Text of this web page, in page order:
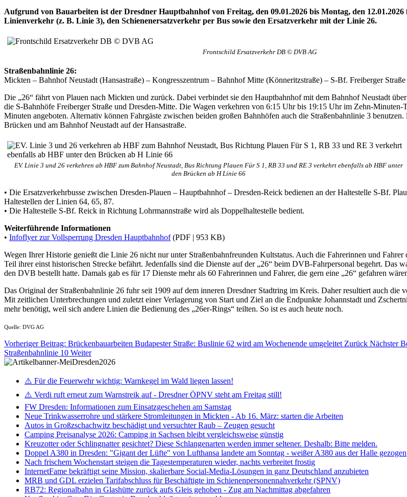
Aufgrund von Bauarbeiten ist der Dresdner Hauptbahnhof von Freitag, den 09.01.2026 bis Montag, den
Linienverkehr (z. B. Linie 3), den Schienenersatzverkehr per Bus sowie den Ersatzverkehr mit der Linie 26.
Frontschild Ersatzverkehr DB © DVB AG
Straßenbahnlinie 26:
Mickten – Bahnhof Neustadt (Hansastraße) – Kongresszentrum – Bahnhof Mitte (Könneritzstraße) – S-Bf. Freiberger
Die „26“ fährt von Plauen nach Mickten und zurück. Dabei verbindet sie den Hauptbahnhof mit dem Bahnhof Neustadt
die S-Bahnhöfe Freiberger Straße und Dresden-Mitte. Die Wagen verkehren von 6:15 Uhr bis 19:15 Uhr im Zehn-Minuten-
Minuten angeboten. Alternativ können Fahrgäste zwischen beiden großen Bahnhöfen auch die Straßenbahnlinie 3
Brücken und am Bahnhof Neustadt auf der Hansastraße.
EV. Linie 3 und 26 verkehren ab HBF zum Bahnhof Neustadt, Bus Richtung Plauen Für S 1, RB 33 und RE 3 verkehrt ebenfalls ab HBF unter
den Brücken ab H Linie 66
• Die Ersatzverkehrbusse zwischen Dresden-Plauen – Hauptbahnhof – Dresden-Reick bedienen an der Haltestelle S-Bf.
Haltestellen der Linien 64, 65, 87.
• Die Haltestelle S-Bf. Reick in Richtung Lohrmannstraße wird als Doppelhaltestelle bedient.
Weiterführende Informationen
• Infoflyer zur Vollsperrung Dresden Hauptbahnhof(PDF | 953 KB)
Wegen Ihrer Historie genießt die Linie 26 nicht nur unter Straßenbahnfreunden Kultstatus. Auch die Fahrerinnen und
Teil ihrer einst historischen Strecke befährt. Jedenfalls sind die Dienste auf der „26“ beim DVB-Fahrpersonal begehrt. Das
den DVB bestellt hatte. Damals gab es für 17 Dienste mehr als 60 Fahrerinnen und Fahrer, die gern eine „26“ gefahren
Das Original der Straßenbahnlinie 26 fuhr seit 1909 auf dem inneren Dresdner Stadtring im Kreis. Daher resultiert auch
Mit zeitlichen Unterbrechungen und zuletzt einer Verlagerung von Start und Ziel an die Endpunkte Johannstadt und
mehr benötigt, weil sich andere Linien die Bedienung des „26er-Rings“ teilten. So ist es auch heute noch.
Quelle: DVG AG
Vorheriger Beitrag: Brückenbauarbeiten Budapester Straße: Buslinie 62 wird am Wochenende umgeleitet Zurück Nächster
Straßenbahnlinie 10 Weiter
⚠️ Für die Feuerwehr wichtig: Warnkegel im Wald liegen lassen!
⚠️ Verdi ruft erneut zum Warnstreik auf - Dresdner ÖPNV steht am Freitag still!
FW Dresden: Informationen zum Einsatzgeschehen am Samstag
Neue Trinkwasserrohre und stärkere Stromleitungen in Mickten - Ab 16. März: starten die Arbeiten
Autos in Großzschachwitz beschädigt und versuchter Raub – Zeugen gesucht
Camping Preisanalyse 2026: Camping in Sachsen bleibt vergleichsweise günstig
Kreuzotter oder Schlingnatter gesichtet? Diese Schlangenarten werden immer seltener. Deshalb: Bitte melden.
Doppel A380 in Dresden: "Gigant der Lüfte" von Lufthansa landete am Sonntag - weißer A380 aus der Halle gezogen
Nach frischem Wochenstart steigen die Tagestemperaturen wieder, nachts verbreitet frostig
InternetFame bekräftigt seine Mission, skalierbare Social-Media-Lösungen in ganz Deutschland anzubieten
MRB und GDL erzielen Tarifabschluss für Beschäftigte im Schienenpersonennahverkehr (SPNV)
RB72: Regionalbahn in Glashütte zurück aufs Gleis gehoben - Zug am Nachmittag abgefahren